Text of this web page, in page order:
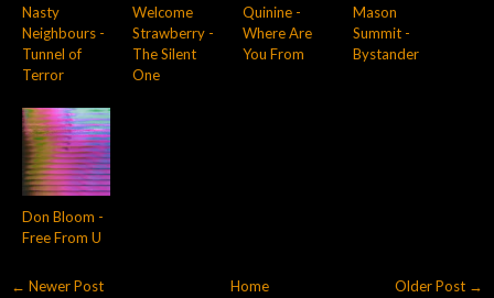
Nasty
Neighbours -
Tunnel of
Terror
Welcome
Strawberry -
The Silent
One
Quinine -
Where Are
You From
Mason
Summit -
Bystander
Don Bloom -
Free From U
← Newer Post Older Post →
Home